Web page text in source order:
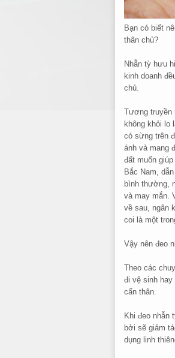
Bạn có biết
thân chủ?
Nhẫn tỳ hưu
kinh doanh
chủ.
Tương truyền
không khỏi lo
có sừng trên
ánh và mang
đất muốn
Bắc Nam,
bình thường,
và may mắn.
về sau, ngân
coi là một
Vậy nên đeo
Theo các
đi vệ sinh
cẩn thân.
Khi đeo nhẫn
bởi sẽ giảm
dụng linh